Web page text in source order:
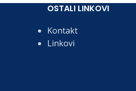
OSTALI LINKOVI
Kontakt
Linkovi